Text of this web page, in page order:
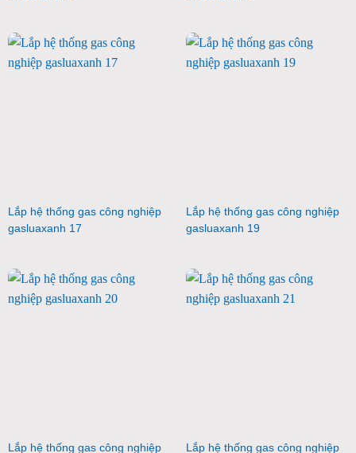
Lắp hệ thống gas công nghiệp
gasluaxanh 17
Lắp hệ thống gas công nghiệp
gasluaxanh 19
Lắp hệ thống gas công nghiệp Lắp hệ thống gas công nghiệp